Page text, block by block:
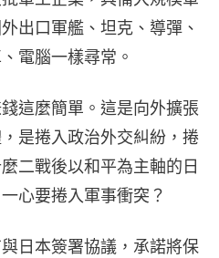
出口軍艦、坦克、導彈、
電腦一樣尋常。
這麼簡單。這是向外擴張
是捲入政治外交糾紛，捲
二戰後以和平為主軸的日
心要捲入軍事衝突？
日本簽署協議，承諾將保